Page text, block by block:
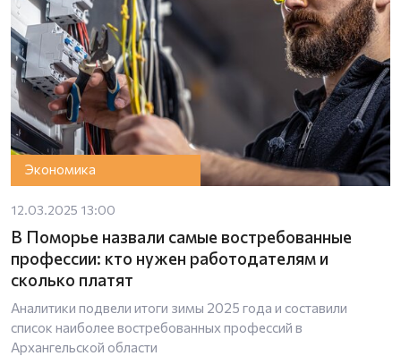
Экономика
12.03.2025 13:00
В Поморье назвали самые востребованные
профессии: кто нужен работодателям и
сколько платят
Аналитики подвели итоги зимы 2025 года и составили
список наиболее востребованных профессий в
Архангельской области